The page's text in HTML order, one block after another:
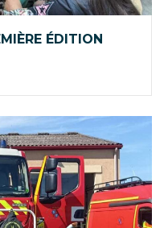
ÉDITION